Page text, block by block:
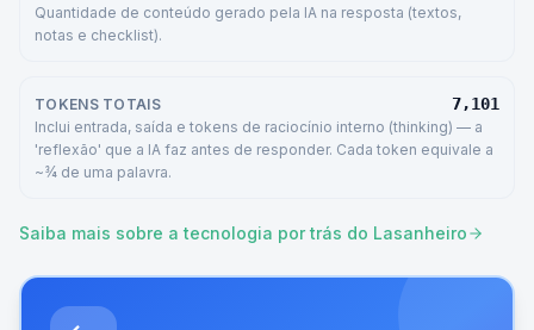
Quantidade de conteúdo gerado pela IA na resposta (textos,
notas e checklist).
TOKENS TOTAIS 7,101
Inclui entrada, saída e tokens de raciocínio interno (thinking) — a
'reflexão' que a IA faz antes de responder. Cada token equivale a
~¾ de uma palavra.
Saiba mais sobre a tecnologia por trás do Lasanheiro